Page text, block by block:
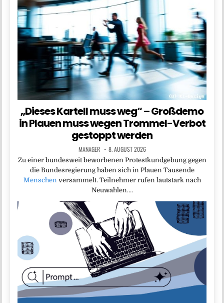
„Dieses Kartell muss weg“ – Großdemo
in Plauen muss wegen Trommel-Verbot
gestoppt werden
MANAGER 8. AUGUST 2026
Zu einer bundesweit beworbenen Protestkundgebung gegen
die Bundesregierung haben sich in Plauen Tausende
Menschen versammelt. Teilnehmer rufen lautstark nach
Neuwahlen….